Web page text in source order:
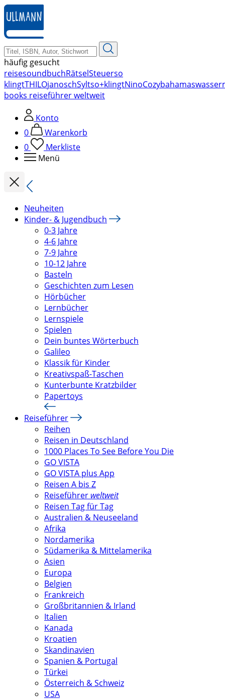
zum
Hauptinhalt
springen
häufig gesucht
reisesoundbuchRätselSteuerso
klingtTHILOjanoschSyltso+klingtNinoCozybahamas
books reiseführer weltweit
Konto
0
Warenkorb
0
Merkliste
Menü
Neuheiten
Kinder- & Jugendbuch
0-3 Jahre
4-6 Jahre
7-9 Jahre
10-12 Jahre
Basteln
Geschichten zum Lesen
Hörbücher
Lernbücher
Lernspiele
Spielen
Dein buntes Wörterbuch
Galileo
Klassik für Kinder
Kreativspaß-Taschen
Kunterbunte Kratzbilder
Papertoys
Reiseführer
Reihen
Reisen in Deutschland
1000 Places To See Before You Die
GO VISTA
GO VISTA plus App
Reisen A bis Z
Reiseführer weltweit
Reisen Tag für Tag
Australien & Neuseeland
Afrika
Nordamerika
Südamerika & Mittelamerika
Asien
Europa
Belgien
Frankreich
Großbritannien & Irland
Italien
Kanada
Kroatien
Skandinavien
Spanien & Portugal
Türkei
Österreich & Schweiz
USA